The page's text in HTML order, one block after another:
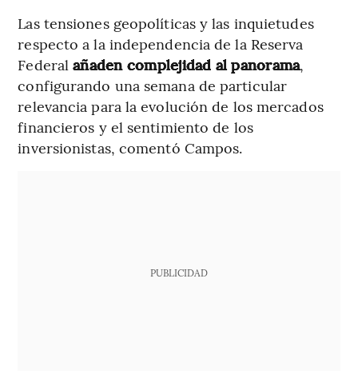
Las tensiones geopolíticas y las inquietudes
respecto a la independencia de la Reserva
Federalañaden complejidad al panorama,
configurando una semana de particular
relevancia para la evolución de los mercados
financieros y el sentimiento de los
inversionistas, comentó Campos.
PUBLICIDAD